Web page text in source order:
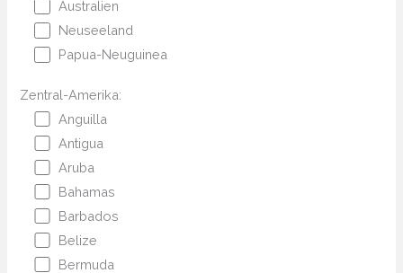
Australien
Neuseeland
Papua-Neuguinea
Zentral-Amerika:
Anguilla
Antigua
Aruba
Bahamas
Barbados
Belize
Bermuda